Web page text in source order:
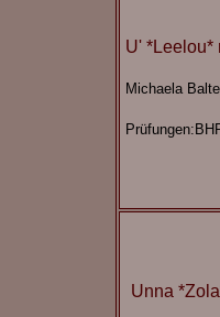
U' *Leelou*
Michaela
Unna